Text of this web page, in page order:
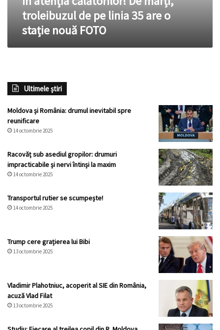
stație
FOTO
troleibuzul de pe linia 35 are o
stație nouă FOTO
Ultimele știri
Moldova și România: drumul inevitabil spre
reunificare
14 octombrie 2025
Racovăț sub asediul gropilor: drumuri
impracticabile și nervi întinși la maxim
14 octombrie 2025
Transportul rutier se scumpește!
14 octombrie 2025
Trump cere grațierea lui Bibi
13 octombrie 2025
Vladimir Plahotniuc, acoperit al SIE din România,
acuză Vlad Filat
13 octombrie 2025